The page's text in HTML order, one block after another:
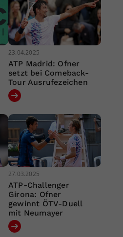
23.04.2025
ATP Madrid: Ofner
setzt bei Comeback-
Tour Ausrufezeichen
27.03.2025
ATP-Challenger
Girona: Ofner
gewinnt ÖTV-Duell
mit Neumayer